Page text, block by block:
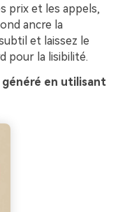
prix et les appels,
ancre la
et laissez le
pour la lisibilité.
généré en utilisant